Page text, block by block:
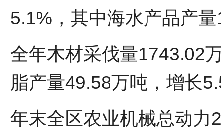
5.1%，其中海水产品产
全年木材采伐量1743.02
脂产量49.58万吨，增长
年末全区农业机械总动力